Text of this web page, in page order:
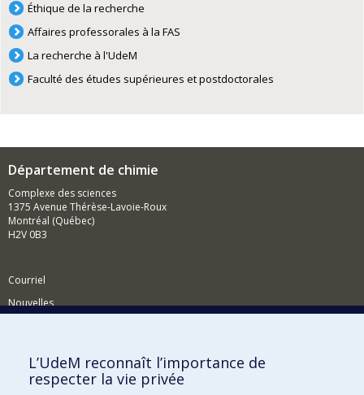
Éthique de la recherche
Affaires professorales à la FAS
La recherche à l'UdeM
Faculté des études supérieures et postdoctorales
Département de chimie
Complexe des sciences
1375 Avenue Thérèse-Lavoie-Roux
Montréal (Québec)
H2V 0B3
Courriel
Nouvelles
Comment soutenir le Département?
BESOIN D'AIDE?
L’UdeM reconnaît l’importance de
respecter la vie privée